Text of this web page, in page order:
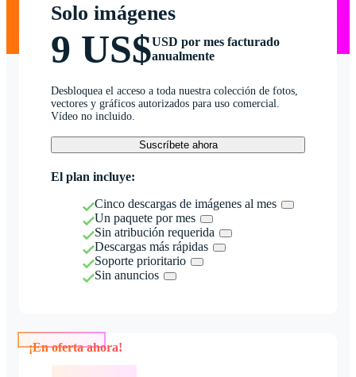
Solo imágenes
9 US$USD por mes facturado
anualmente
Desbloquea el acceso a toda nuestra colección de fotos,
vectores y gráficos autorizados para uso comercial.
Vídeo no incluido.
Suscríbete ahora
El plan incluye:
Cinco descargas de imágenes al mes
Un paquete por mes
Sin atribución requerida
Descargas más rápidas
Soporte prioritario
Sin anuncios